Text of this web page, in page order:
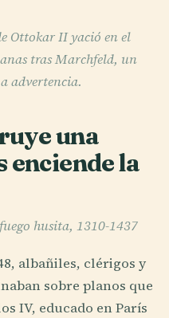
Ottokar II yació en el
tras Marchfeld, un
advertencia.
una
enciende la
husita, 1310-1437
albañiles, clérigos y
sobre planos que
IV, educado en París